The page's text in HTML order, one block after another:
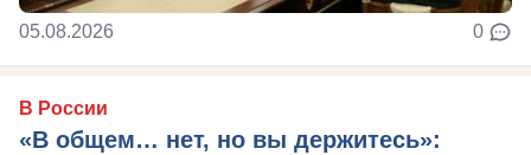
05.08.2026 0
В России
«В общем… нет, но вы держитесь»: